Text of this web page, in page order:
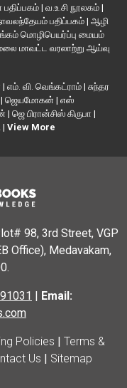
பதிப்பகம் | வ.உ.சி நூலகம் |
பதிப்பகம் | ஆழி
மொழிபெயர்ப்பு மையம்
மாவட்ட வரலாற்று ஆய்வு
| எம். வி. வெங்கட்ராம் | சுந்தர
| ஜெயமோகன் | எஸ்
| ஜெ பிரான்சிஸ் கிருபா |
| View More
98, 3rd Street, VGP
Office), Medavakam,
| Email:
Policies | Terms &
Us | Sitemap